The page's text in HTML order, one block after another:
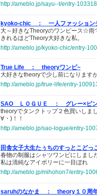
http://ameblo.jp/sayu--t/entry-
kyoko-chic ：
一人ファッション
大～好きなTheoryのワンピース☆雨
きれるほどTheory大好きな私。
http://ameblo.jp/kyoko-chic/entry-
True Life ：
theoryワンピ~
大好きなtheoryで少し前になります
http://ameblo.jp/true-life/entry-
SAO ＬＯＧＵＥ ：
グレー×ピ
theoryでタンクトップ２色買いしま
∀・)！！
http://ameblo.jp/sao-logue/entry-
田舎女子大生たぅちのすっとこど
春物の制服はシャツワンピにしまし
私は清純なアイボリーに一目ぼれ
http://ameblo.jp/mihohon7/entry-
saruhのなかま ：
theory１０周